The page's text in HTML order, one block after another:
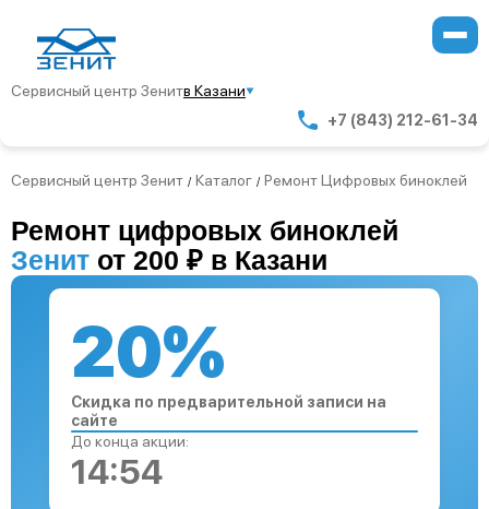
Сервисный центр Зенитв Казани
+7 (843) 212-61-34
Сервисный центр Зенит / Каталог / Ремонт Цифровых биноклей
Ремонт цифровых биноклей
Зенит от 200 ₽ в Казани
20%
Скидка по предварительной записи на
сайте
До конца акции:
14:53